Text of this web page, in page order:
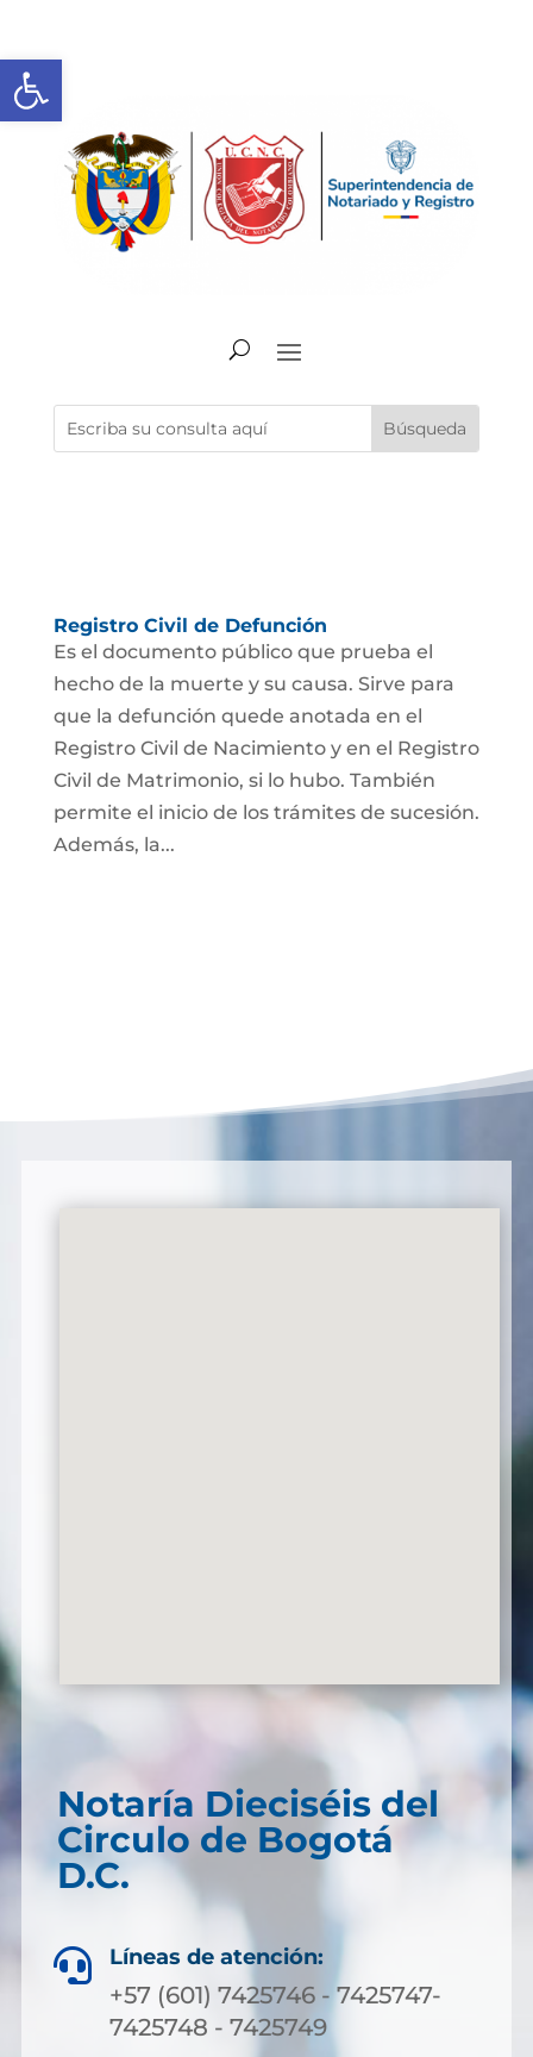
Abrir barra de herramientas
Registro Civil de Defunción
Es el documento público que prueba el
hecho de la muerte y su causa. Sirve para
que la defunción quede anotada en el
Registro Civil de Nacimiento y en el Registro
Civil de Matrimonio, si lo hubo. También
permite el inicio de los trámites de sucesión.
Además, la...
Notaría Dieciséis del
Circulo de Bogotá
D.C.
 Líneas de atención:
+57 (601) 7425746 - 7425747-
7425748 - 7425749